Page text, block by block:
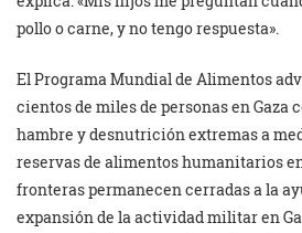
pollo o carne, y no tengo respuesta».
El Programa Mundial de Alimentos
cientos de miles de personas en Gaza
hambre y desnutrición extremas a
reservas de alimentos humanitarios
fronteras permanecen cerradas a la
expansión de la actividad militar en